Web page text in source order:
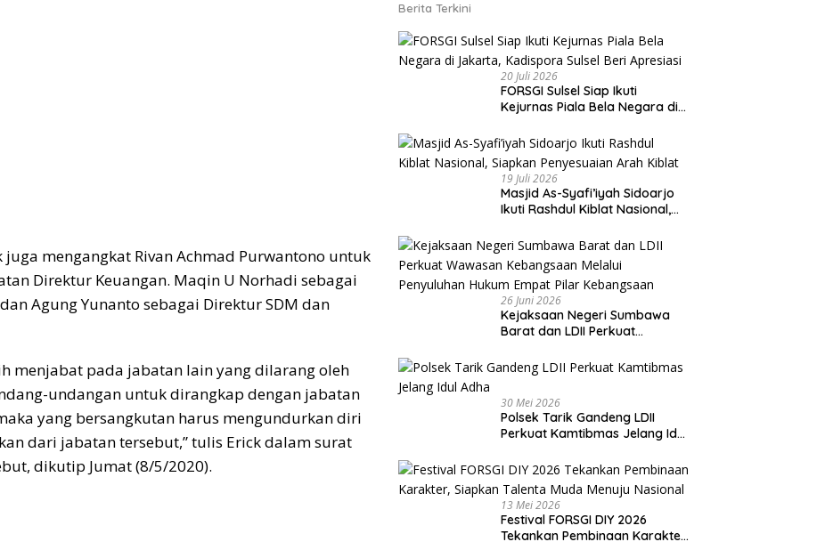
juga mengangkat Rivan Achmad Purwantono untuk
Direktur Keuangan. Maqin U Norhadi sebagai
Agung Yunanto sebagai Direktur SDM dan
menjabat pada jabatan lain yang dilarang oleh
undangan untuk dirangkap dengan jabatan
yang bersangkutan harus mengundurkan diri
dari jabatan tersebut,” tulis Erick dalam surat
dikutip Jumat (8/5/2020).
Berita Terkini
20 Juli 2026
FORSGI Sulsel Siap Ikuti
Kejurnas Piala Bela Negara di
Apresiasi
19 Juli 2026
Masjid As-Syafi’iyah Sidoarjo
Ikuti Rashdul Kiblat Nasional,
Kiblat
26 Juni 2026
Kejaksaan Negeri Sumbawa
Barat dan LDII Perkuat
Penyuluhan Hukum Empat Pilar
Kebangsaan
30 Mei 2026
Polsek Tarik Gandeng LDII
Perkuat Kamtibmas Jelang Idul
13 Mei 2026
Festival FORSGI DIY 2026
Tekankan Pembinaan Karakter,